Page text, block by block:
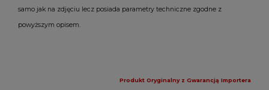
samo jak na zdjęciu lecz posiada parametry techniczne zgodne z
powyższym opisem.
Produkt Oryginalny z Gwarancją Importera